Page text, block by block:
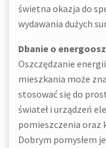
świetna okazja do
wydawania dużych
Dbanie o
Oszczędzanie
mieszkania może
stosować się do
świateł i urządzeń
pomieszczenia oraz
Dobrym pomysłem